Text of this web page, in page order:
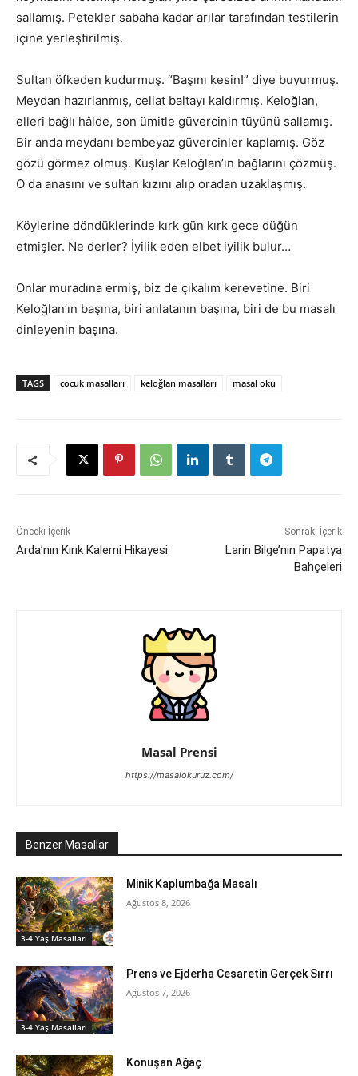
sallamış. Petekler sabaha kadar arılar tarafından testilerin
içine yerleştirilmiş.
Sultan öfkeden kudurmuş. “Başını kesin!” diye buyurmuş.
Meydan hazırlanmış, cellat baltayı kaldırmış. Keloğlan,
elleri bağlı hâlde, son ümitle güvercinin tüyünü sallamış.
Bir anda meydanı bembeyaz güvercinler kaplamış. Göz
gözü görmez olmuş. Kuşlar Keloğlan’ın bağlarını çözmüş.
O da anasını ve sultan kızını alıp oradan uzaklaşmış.
Köylerine döndüklerinde kırk gün kırk gece düğün
etmişler. Ne derler? İyilik eden elbet iyilik bulur…
Onlar muradına ermiş, biz de çıkalım kerevetine. Biri
Keloğlan’ın başına, biri anlatanın başına, biri de bu masalı
dinleyenin başına.
TAGS cocuk masalları keloğlan masalları masal oku
Önceki İçerik
Arda’nın Kırık Kalemi Hikayesi
Sonraki İçerik
Larin Bilge’nin Papatya
Bahçeleri
Masal Prensi
https://masalokuruz.com/
Benzer Masallar
3-4 Yaş Masalları
Minik Kaplumbağa Masalı
Ağustos 8, 2026
3-4 Yaş Masalları
Prens ve Ejderha Cesaretin Gerçek Sırrı
Ağustos 7, 2026
Konuşan Ağaç